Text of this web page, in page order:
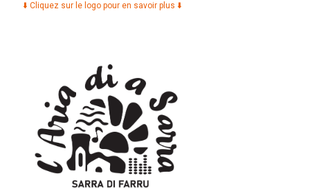
⬇️ Cliquez sur le logo pour en savoir plus ⬇️